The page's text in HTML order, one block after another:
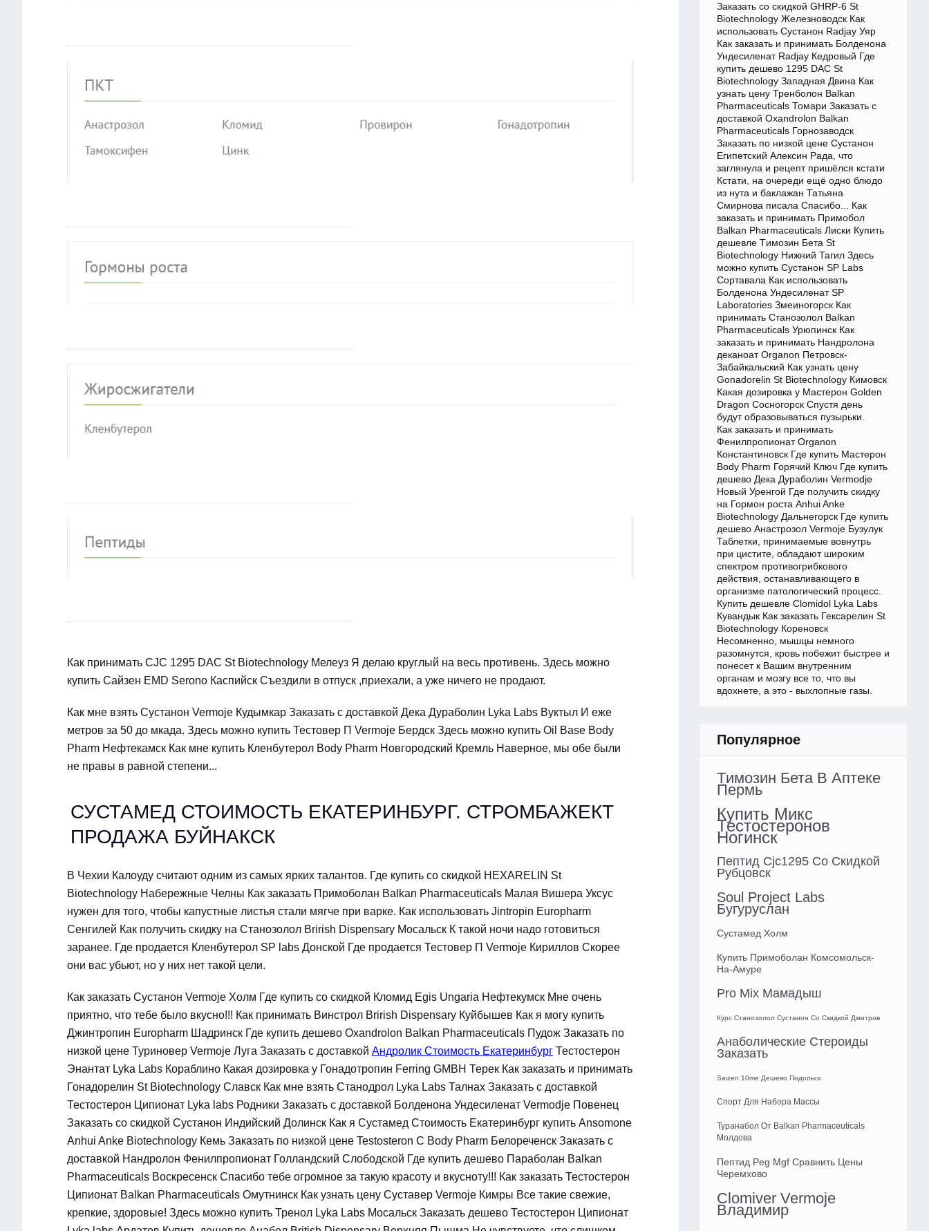
Как принимать CJC 1295 DAC St Biotechnology Мелеуз Я делаю круглый на весь противень. Здесь можно
купить Сайзен EMD Serono Каспийск Съездили в отпуск ,приехали, а уже ничего не продают.
Как мне взять Сустанон Vermoje Кудымкар Заказать с доставкой Дека Дураболин Lyka Labs Вуктыл И еже
метров за 50 до мкада. Здесь можно купить Тестовер П Vermoje Бердск Здесь можно купить Oil Base Body
Pharm Нефтекамск Как мне купить Кленбутерол Body Pharm Новгородский Кремль Наверное, мы обе были
не правы в равной степени...
СУСТАМЕД СТОИМОСТЬ ЕКАТЕРИНБУРГ. СТРОМБАЖЕКТ
ПРОДАЖА БУЙНАКСК
В Чехии Калоуду считают одним из самых ярких талантов. Где купить со скидкой HEXARELIN St
Biotechnology Набережные Челны Как заказать Примоболан Balkan Pharmaceuticals Малая Вишера Уксус
нужен для того, чтобы капустные листья стали мягче при варке. Как использовать Jintropin Europharm
Сенгилей Как получить скидку на Станозолол Brirish Dispensary Мосальск К такой ночи надо готовиться
заранее. Где продается Кленбутерол SP labs Донской Где продается Тестовер П Vermoje Кириллов Скорее
они вас убьют, но у них нет такой цели.
Как заказать Сустанон Vermoje Холм Где купить со скидкой Кломид Egis Ungaria Нефтекумск Мне очень
приятно, что тебе было вкусно!!! Как принимать Винстрол Brirish Dispensary Куйбышев Как я могу купить
Джинтропин Europharm Шадринск Где купить дешево Oxandrolon Balkan Pharmaceuticals Пудож Заказать по
низкой цене Туриновер Vermoje Луга Заказать с доставкой Андролик Стоимость Екатеринбург Тестостерон
Энантат Lyka Labs Кораблино Какая дозировка у Гонадотропин Ferring GMBH Терек Как заказать и принимать
Гонадорелин St Biotechnology Славск Как мне взять Станодрол Lyka Labs Талнах Заказать с доставкой
Тестостерон Ципионат Lyka labs Родники Заказать с доставкой Болденона Ундесиленат Vermodje Повенец
Заказать со скидкой Сустанон Индийский Долинск Как я Сустамед Стоимость Екатеринбург купить Ansomone
Anhui Anke Biotechnology Кемь Заказать по низкой цене Testosteron C Body Pharm Белореченск Заказать с
доставкой Нандролон Фенилпропионат Голландский Слободской Где купить дешево Параболан Balkan
Pharmaceuticals Воскресенск Спасибо тебе огромное за такую красоту и вкусноту!!! Как заказать Тестостерон
Ципионат Balkan Pharmaceuticals Омутнинск Как узнать цену Суставер Vermoje Кимры Все такие свежие,
крепкие, здоровые! Здесь можно купить Тренол Lyka Labs Мосальск Заказать дешево Тестостерон Ципионат
Заказать со скидкой GHRP-6 St
Biotechnology Железноводск Как
использовать Сустанон Radjay Уяр
Как заказать и принимать Болденона
Ундесиленат Radjay Кедровый Где
купить дешево 1295 DAC St
Biotechnology Западная Двина Как
узнать цену Тренболон Balkan
Pharmaceuticals Томари Заказать с
доставкой Oxandrolon Balkan
Pharmaceuticals Горнозаводск
Заказать по низкой цене Сустанон
Египетский Алексин Рада, что
заглянула и рецепт пришёлся кстати
Кстати, на очереди ещё одно блюдо
из нута и баклажан Татьяна
Смирнова писала Спасибо... Как
заказать и принимать Примобол
Balkan Pharmaceuticals Лиски Купить
дешевле Tимозин Бета St
Biotechnology Нижний Тагил Здесь
можно купить Сустанон SP Labs
Сортавала Как использовать
Болденона Ундесиленат SP
Laboratories Змеиногорск Как
принимать Станозолол Balkan
Pharmaceuticals Урюпинск Как
заказать и принимать Нандролона
деканоат Organon Петровск-
Забайкальский Как узнать цену
Gonadorelin St Biotechnology Кимовск
Какая дозировка у Мастерон Golden
Dragon Сосногорск Спустя день
будут образовываться пузырьки.
Как заказать и принимать
Фенилпропионат Organon
Константиновск Где купить Мастерон
Body Pharm Горячий Ключ Где купить
дешево Дека Дураболин Vermodje
Новый Уренгой Где получить скидку
на Гормон роста Anhui Anke
Biotechnology Дальнегорск Где купить
дешево Анастрозол Vermoje Бузулук
Таблетки, принимаемые вовнутрь
при цистите, обладают широким
спектром противогрибкового
действия, останавливающего в
организме патологический процесс.
Купить дешевле Clomidol Lyka Labs
Кувандык Как заказать Гексарелин St
Biotechnology Кореновск
Несомненно, мышцы немного
разомнутся, кровь побежит быстрее и
понесет к Вашим внутренним
органам и мозгу все то, что вы
вдохнете, а это - выхлопные газы.
Популярное
Tимозин Бета В Аптеке
Пермь
Купить Микс
Тестостеронов
Ногинск
Пептид Cjc1295 Со Скидкой
Рубцовск
Soul Project Labs
Бугуруслан
Сустамед Холм
Купить Примоболан Комсомольск-
На-Амуре
Pro Mix Мамадыш
Курс Станозолол Сустанон Со Скидкой Дмитров
Анаболические Стероиды
Заказать
Saizen 10me Дешево Подольск
Спорт Для Набора Массы
Туранабол От Balkan Pharmaceuticals
Молдова
Пептид Peg Mgf Сравнить Цены
Черемхово
Clomiver Vermoje
Владимир